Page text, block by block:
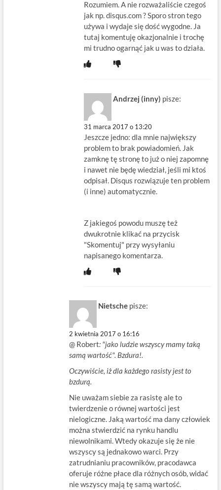
Rozumiem. A nie rozważaliście czegoś
jak np. disqus.com ? Sporo stron tego
używa i wydaje się dość wygodne. Ja
tutaj komentuję okazjonalnie i trochę
mi trudno ogarnąć jak u was to działa.
Andrzej (inny) pisze:
31 marca 2017 o 13:20
Jeszcze jedno: dla mnie największy
problem to brak powiadomień. Jak
zamknę tę stronę to już o niej zapomnę
i nawet nie będę wiedział, jeśli mi ktoś
odpisał. Disqus rozwiązuje ten problem
(i inne) automatycznie.
Z jakiegoś powodu muszę też
dwukrotnie klikać na przycisk
"Skomentuj" przy wysyłaniu
napisanego komentarza.
Nietsche pisze:
2 kwietnia 2017 o 16:16
@ Robert: "jako ludzie wszyscy mamy taką
samą wartość". Bzdura!.
Oczywiście, iż dla każdego rasisty jest to
bzdurą.
Nie uważam siebie za rasistę ale to
twierdzenie o równej wartości jest
nielogiczne. Jaką wartość ma dany człowiek
można stwierdzić na rynku handlu
niewolnikami. Wtedy okazuje się że nie
wszyscy są jednakowo warci. Przy
zatrudnianiu pracowników, pracodawca
oferuje różne płace dla różnych osób, widać
nie wszyscy mają tę samą wartość.